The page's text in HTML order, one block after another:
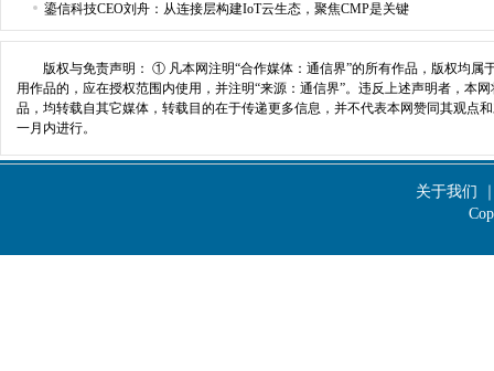
鎏信科技CEO刘舟：从连接层构建IoT云生态，聚焦CMP是关键
版权与免责声明： ① 凡本网注明“合作媒体：通信界”的所有作品，版权均属
用作品的，应在授权范围内使用，并注明“来源：通信界”。违反上述声明者，
品，均转载自其它媒体，转载目的在于传递更多信息，并不代表本网赞同其观
一月内进行。